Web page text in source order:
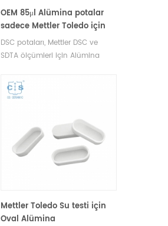
OEM 85μl Alümina potalar
sadece Mettler Toledo için
seramik potalar (Numune
tavaları)
DSC potaları, Mettler DSC ve
SDTA ölçümleri için Alümina
için dsc polimer Mettler Toledo
potaları ve numune kapları için
Mettler Toledo Su testi için
Oval Alümina